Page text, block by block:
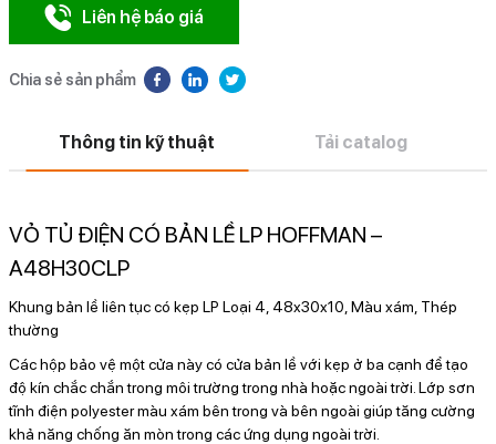
Liên hệ báo giá
Chia sẻ sản phẩm
Thông tin kỹ thuật Tải catalog
VỎ TỦ ĐIỆN CÓ BẢN LỀ LP HOFFMAN –
A48H30CLP
Khung bản lề liên tục có kẹp LP Loại 4, 48x30x10, Màu xám, Thép
thường
Các hộp bảo vệ một cửa này có cửa bản lề với kẹp ở ba cạnh để tạo
độ kín chắc chắn trong môi trường trong nhà hoặc ngoài trời. Lớp sơn
tĩnh điện polyester màu xám bên trong và bên ngoài giúp tăng cường
khả năng chống ăn mòn trong các ứng dụng ngoài trời.